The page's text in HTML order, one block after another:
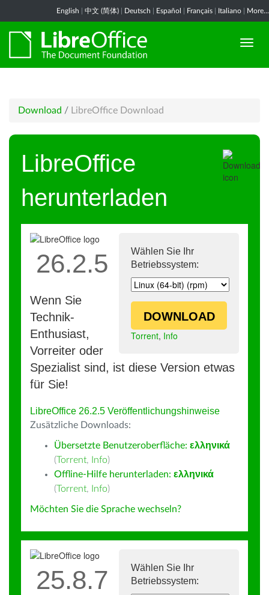
English 中文 (简体) Deutsch Español Français Italiano More...
Download / LibreOffice Download
LibreOffice
herunterladen
Wählen Sie Ihr
Betriebssystem:
DOWNLOAD
Torrent, Info
26.2.5
Wenn Sie
Technik-
Enthusiast,
Vorreiter oder
Spezialist sind, ist diese Version etwas
für Sie!
LibreOffice 26.2.5 Veröffentlichungshinweise
Zusätzliche Downloads:
Übersetzte Benutzeroberfläche: ελληνικά
(Torrent, Info)
Offline-Hilfe herunterladen: ελληνικά
(Torrent, Info)
Möchten Sie die Sprache wechseln?
Wählen Sie Ihr
Betriebssystem:
25.8.7